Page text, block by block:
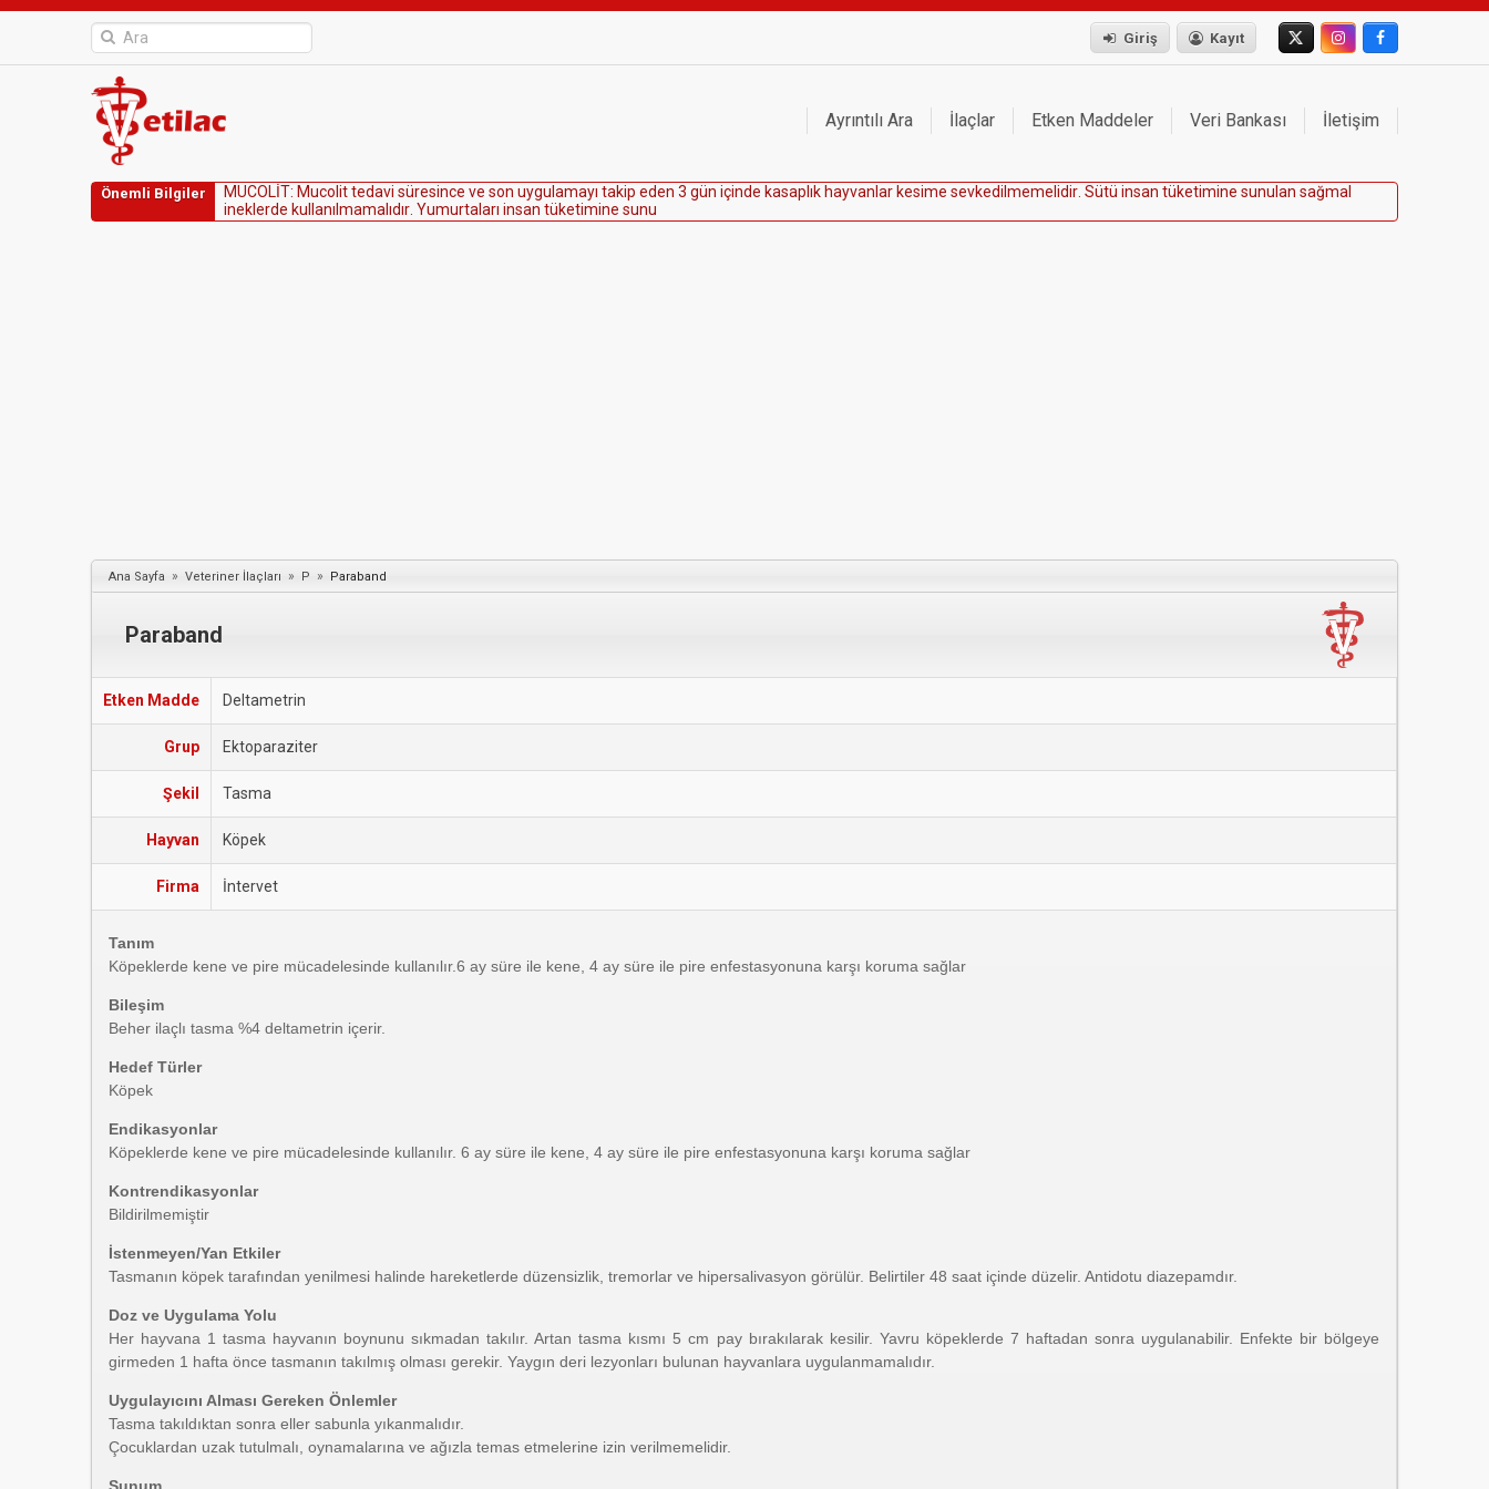
Giriş Kayıt
Ayrıntılı Ara İlaçlar Etken Maddeler Veri Bankası İletişim
Önemli Bilgiler MUCOLİT: Muco ittedavi süresince ve son uygu amayı takip eden 3 gün içinde kasap ık hayvan ar kesime sevkedi meme idir Sütü insan tüketimine sunu an sağma
inekerde ku anı mama ıdır Yumurta arı insan tüketimine sunu
Ana Sayfa » Veteriner İlaçları » P » Paraband
Paraband
Etken Madde Deltametrin
Grup Ektoparaziter
Şekil Tasma
Hayvan Köpek
Firma İntervet
Tanım
Köpeklerde kene ve pire mücadelesinde kullanılır.6 ay süre ile kene, 4 ay süre ile pire enfestasyonuna karşı koruma sağlar
Bileşim
Beher ilaçlı tasma %4 deltametrin içerir.
Hedef Türler
Köpek
Endikasyonlar
Köpeklerde kene ve pire mücadelesinde kullanılır. 6 ay süre ile kene, 4 ay süre ile pire enfestasyonuna karşı koruma sağlar
Kontrendikasyonlar
Bildirilmemiştir
İstenmeyen/Yan Etkiler
Tasmanın köpek tarafından yenilmesi halinde hareketlerde düzensizlik, tremorlar ve hipersalivasyon görülür. Belirtiler 48 saat içinde düzelir. Antidotu diazepamdır.
Doz ve Uygulama Yolu
Her hayvana 1 tasma hayvanın boynunu sıkmadan takılır. Artan tasma kısmı 5 cm pay bırakılarak kesilir. Yavru köpeklerde 7 haftadan sonra uygulanabilir. Enfekte bir bölgeye
girmeden 1 hafta önce tasmanın takılmış olması gerekir. Yaygın deri lezyonları bulunan hayvanlara uygulanmamalıdır.
Uygulayıcını Alması Gereken Önlemler
Tasma takıldıktan sonra eller sabunla yıkanmalıdır.
Çocuklardan uzak tutulmalı, oynamalarına ve ağızla temas etmelerine izin verilmemelidir.